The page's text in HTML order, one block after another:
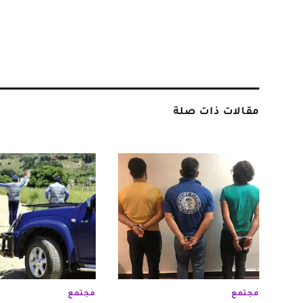
مقالات ذات صلة
مجتمع مجتمع